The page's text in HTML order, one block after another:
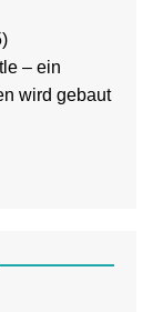
– ein
wird gebaut